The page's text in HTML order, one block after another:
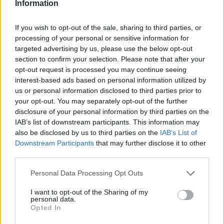
Information
If you wish to opt-out of the sale, sharing to third parties, or
processing of your personal or sensitive information for
targeted advertising by us, please use the below opt-out
section to confirm your selection. Please note that after your
opt-out request is processed you may continue seeing
interest-based ads based on personal information utilized by
us or personal information disclosed to third parties prior to
your opt-out. You may separately opt-out of the further
disclosure of your personal information by third parties on the
IAB’s list of downstream participants. This information may
also be disclosed by us to third parties on the IAB’s List of
Downstream Participants that may further disclose it to other
Please note that this website/app uses one or more Google
not limited to your visit or usage behaviour. You may click to
grant or deny consent to Google and its third-party tags to
use your data for below specified purposes in below Google
Personal Data Processing Opt Outs
I want to opt-out of the Sharing of my
personal data.
Opted In
evidenze concrete a supporto delle affermazioni di
Maussan, e ha sottolineato l’importanza di condurre
ricerche basate su metodologie scientifiche valide e
affidabili per affrontare il tema della vita
extraterrestre.Nuovi dati sul DNA dei cadaveri non
umani: Ufologo, il 30% è di specie non conosciute
Secondo recenti studi, i resti di creature non umane
esposti da Jaime Maussan al Congresso Messicano
potrebbero essere il risultato di un’arte antica e non
campioni prelevati dai corpi non mostrano alcuna
anomalia che possa indicare la presenza di composti
non terrestri. Scopriamo le ultime novità emerse